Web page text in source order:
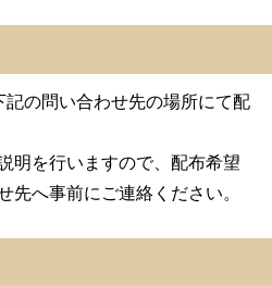
の問い合わせ先の場所にて配
明を行いますので、配布希望
先へ事前にご連絡ください。